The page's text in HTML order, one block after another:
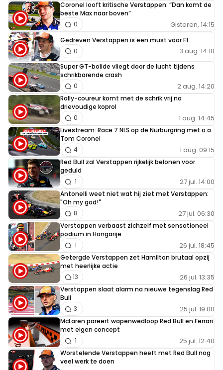
Coronel looft kritische Verstappen: “Dan komt de
beste Max naar boven”
Gisteren, 14:15
0
Gedreven Verstappen is een must voor F1
3 aug. 14:10
0
Super GT-bolide vliegt door de lucht tijdens
schrikbarende crash
2 aug. 14:20
0
Rally-coureur komt met de schrik vrij na
drievoudige koprol
1 aug. 14:45
0
Livestream: Race 7 NLS op de Nürburgring met o.a.
Tom Coronel
1 aug. 09:15
4
Red Bull zal Verstappen rijkelijk belonen voor
geduld
27 jul. 14:00
1
Antonelli weet niet wat hij ziet met Verstappen:
"Oh my god!"
27 jul. 06:30
8
Verstappen verbaast zichzelf met sensationeel
podium in Hongarije
26 jul. 18:45
1
Getergde Verstappen zet Hamilton brutaal opzij
met heerlijke actie
26 jul. 13:35
13
Verstappen slaat alarm na nieuwe tegenslag Red
Bull
25 jul. 19:00
3
McLaren pareert wapenwedloop Red Bull en Ferrari
met eigen concept
25 jul. 12:40
1
Worstelende Verstappen heeft met Red Bull nog
veel werk te doen